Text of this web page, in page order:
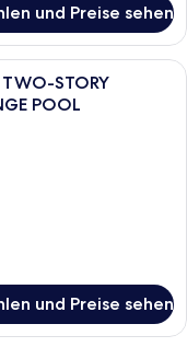
und Preise sehen
Außenterrasse mit
TWO-STORY
POOL
und Preise sehen